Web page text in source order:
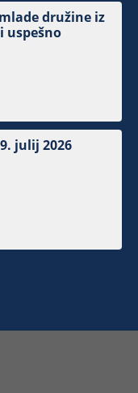
družine iz
uspešno
julij 2026